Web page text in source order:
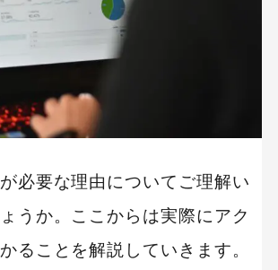
から記事を検索
検索する
人気のキーワード
ナリティクス
Google広告
必要な理由についてご理解い
うか。ここからは実際にアク
ることを解説していきます。